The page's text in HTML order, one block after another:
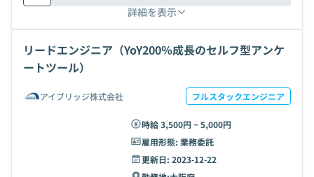
詳細を表示
リードエンジニア（YoY200％成長のセルフ型アンケ
ートツール）
アイブリッジ株式会社 フルスタックエンジニア
時給 3,500円 ~ 5,000円
雇用形態: 業務委託
更新日: 2023-12-22